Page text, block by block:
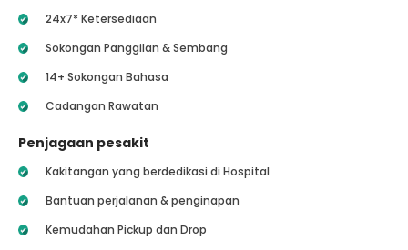
24x7* Ketersediaan
Sokongan Panggilan & Sembang
14+ Sokongan Bahasa
Cadangan Rawatan
Penjagaan pesakit
Kakitangan yang berdedikasi di Hospital
Bantuan perjalanan & penginapan
Kemudahan Pickup dan Drop